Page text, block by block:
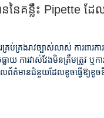
ៃ​គន្លឹះ Pipette ដែ
គ្រប់គ្រងរាវច្បាស់លាស់ ការពា
ការវាស់វែងមិនត្រឹមត្រូវ ឬក
ព័ត៌មានជំនួយដែលខូចធ្វើឱ្យខូចទិ